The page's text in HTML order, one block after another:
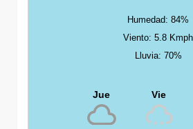
Humedad: 84%
Viento: 5.8 Kmph
Lluvia: 70%
Jue Vie